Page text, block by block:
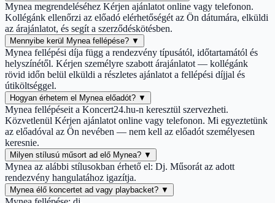
Mynea megrendeléséhez Kérjen ajánlatot online vagy telefonon.
Kollégánk ellenőrzi az előadó elérhetőségét az Ön dátumára, elküldi
az árajánlatot, és segít a szerződéskötésben.
Mennyibe kerül Mynea fellépése? ▼
Mynea fellépési díja függ a rendezvény típusától, időtartamától és
helyszínétől. Kérjen személyre szabott árajánlatot — kollégánk
rövid időn belül elküldi a részletes ajánlatot a fellépési díjjal és
útiköltséggel.
Hogyan érhetem el Mynea előadót? ▼
Mynea fellépéseit a Koncert24.hu-n keresztül szervezheti.
Közvetlenül Kérjen ajánlatot online vagy telefonon. Mi egyeztetünk
az előadóval az Ön nevében — nem kell az előadót személyesen
keresnie.
Milyen stílusú műsort ad elő Mynea? ▼
Mynea az alábbi stílusokban érhető el: Dj. Műsorát az adott
rendezvény hangulatához igazítja.
Mynea élő koncertet ad vagy playbacket? ▼